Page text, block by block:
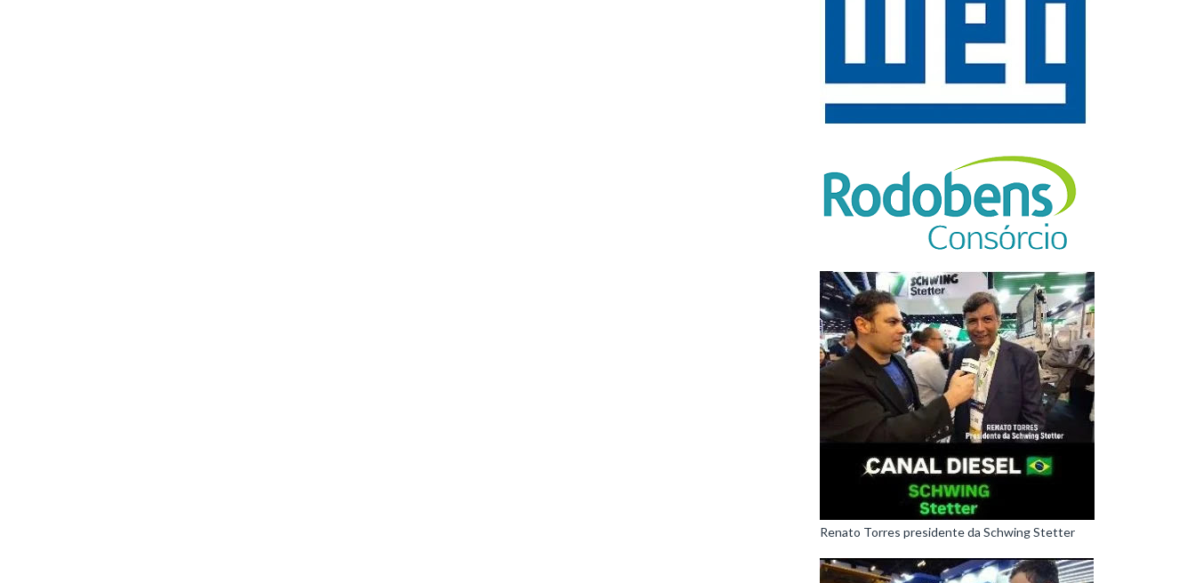
Renato Torres presidente da Schwing Stetter